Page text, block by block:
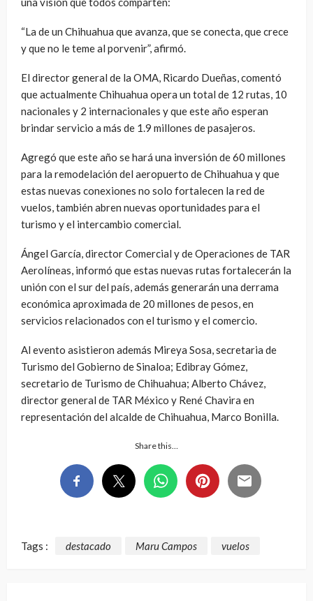
“La de un Chihuahua que avanza, que se conecta, que crece
y que no le teme al porvenir”, afirmó.
El director general de la OMA, Ricardo Dueñas, comentó
que actualmente Chihuahua opera un total de 12 rutas, 10
nacionales y 2 internacionales y que este año esperan
brindar servicio a más de 1.9 millones de pasajeros.
Agregó que este año se hará una inversión de 60 millones
para la remodelación del aeropuerto de Chihuahua y que
estas nuevas conexiones no solo fortalecen la red de
vuelos, también abren nuevas oportunidades para el
turismo y el intercambio comercial.
Ángel García, director Comercial y de Operaciones de TAR
Aerolíneas, informó que estas nuevas rutas fortalecerán la
unión con el sur del país, además generarán una derrama
económica aproximada de 20 millones de pesos, en
servicios relacionados con el turismo y el comercio.
Al evento asistieron además Mireya Sosa, secretaria de
Turismo del Gobierno de Sinaloa; Edibray Gómez,
secretario de Turismo de Chihuahua; Alberto Chávez,
director general de TAR México y René Chavira en
representación del alcalde de Chihuahua, Marco Bonilla.
Share this…
Tags : destacado Maru Campos vuelos